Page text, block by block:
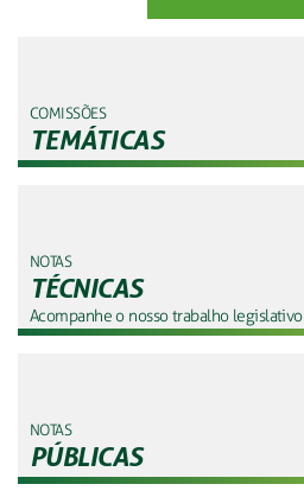
COMISSÕES
TEMÁTICAS
NOTAS
TÉCNICAS
Acompanhe o nosso trabalho legislativo
NOTAS
PÚBLICAS